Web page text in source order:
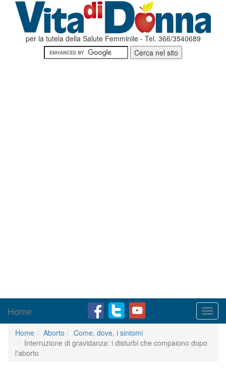
per la tutela della Salute Femminile - Tel. 366/3540689
Home
Home Aborto
Come, dove, i sintomi
Interruzione di gravidanza: i disturbi che compaiono dopo
l'aborto